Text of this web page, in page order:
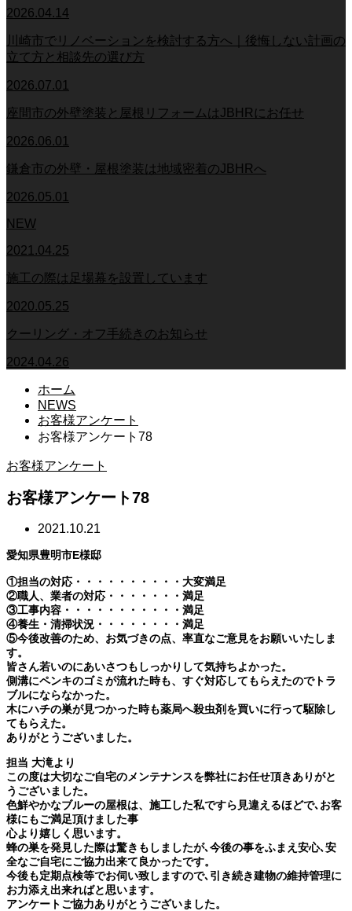
2026.04.14
川崎市でリノベーションを検討する方へ｜後悔しない計画の
立て方と相談先の選び方
2026.07.01
座間市の外壁塗装と屋根リフォームはJBHRにお任せ
2026.06.01
鎌倉市の外壁・屋根塗装は地域密着のJBHRへ
2026.05.01
NEW
2021.04.25
施工の際は足場幕を設置しています
2020.05.25
クーリング・オフ手続きのお知らせ
2024.04.26
ホーム
NEWS
お客様アンケート
お客様アンケート78
お客様アンケート
お客様アンケート78
2021.10.21
愛知県豊明市E様邸
①担当の対応・・・・・・・・・・大変満足
②職人、業者の対応・・・・・・・満足
③工事内容・・・・・・・・・・・満足
④養生・清掃状況・・・・・・・・満足
⑤今後改善のため、お気づきの点、率直なご意見をお願いいたしま
す。
皆さん若いのにあいさつもしっかりして気持ちよかった。
側溝にペンキのゴミが流れた時も、すぐ対応してもらえたのでトラ
ブルにならなかった。
木にハチの巣が見つかった時も薬局へ殺虫剤を買いに行って駆除し
てもらえた。
ありがとうございました。
担当 大滝より
この度は大切なご自宅のメンテナンスを弊社にお任せ頂きありがと
うございました。
色鮮やかなブルーの屋根は、施工した私ですら見違えるほどで､お客
様にもご満足頂けました事
心より嬉しく思います。
蜂の巣を発見した際は驚きもしましたが､今後の事をふまえ安心､安
全なご自宅にご協力出来て良かったです。
今後も定期点検等でお伺い致しますので､引き続き建物の維持管理に
お力添え出来ればと思います。
アンケートご協力ありがとうございました。